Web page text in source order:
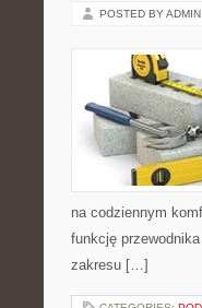
POSTED BY ADMIN
na codziennym
funkcję
zakresu […]